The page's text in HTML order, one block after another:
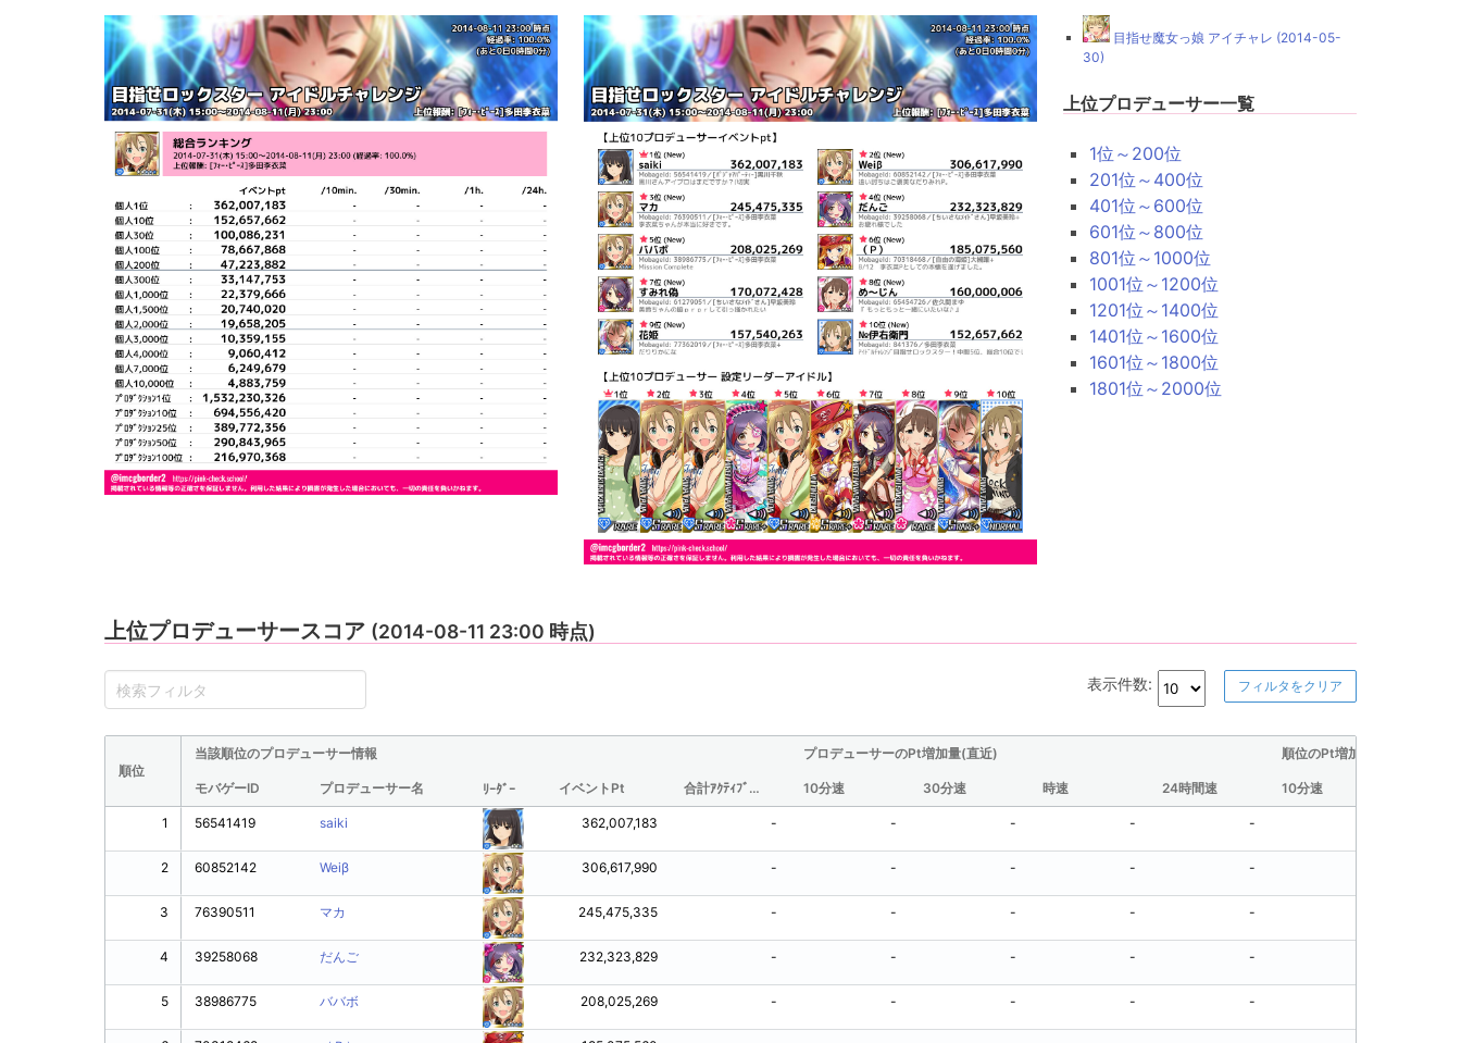
目指せ魔女っ娘 アイチャレ (2014-05-
30)
上位プロデューサー一覧
1位～200位
201位～400位
401位～600位
601位～800位
801位～1000位
1001位～1200位
1201位～1400位
1401位～1600位
1601位～1800位
1801位～2000位
上位プロデューサースコア (2014-08-11 23:00 時点)
表示件数: フィルタをクリア
順位
当該順位のプロデューサー情報 プロデューサーのPt増加量(直近) 順位のPt増加量(直近)
モバゲーID プロデューサー名 ﾘｰﾀﾞｰ イベントPt 合計ｱｸﾃｨﾌﾞ時間(分/観測されたものからの推定値) 10分速 30分速 時速 24時間速 10分速
1
2
3
4
5
56541419 saiki 362,007,183 - - - - -
60852142 Weiβ 306,617,990 - - - - -
76390511 マカ 245,475,335 - - - - -
39258068 だんご 232,323,829 - - - - -
38986775 ババボ 208,025,269 - - - - -